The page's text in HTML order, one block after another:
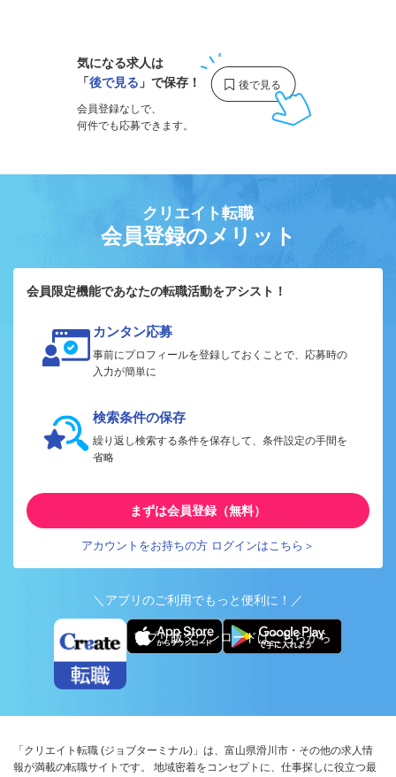
気になる求人は
「後で見る 」で保存！
会員登録なしで、
何件でも応募できます。
クリエイト転職
会員登録のメリット
会員限定機能であなたの転職活動をアシスト！
カンタン応募
事前にプロフィールを登録しておくことで、応募時の
入力が簡単に
検索条件の保存
繰り返し検索する条件を保存して、条件設定の手間を
省略
まずは会員登録（無料）
アカウントをお持ちの方 ログインはこちら＞
＼アプリのご利用でもっと便利に！／
アプリ版ダウンロードはこちらから
「クリエイト転職 (ジョブターミナル)」は、富山県滑川市・その他の求人情
報が満載の転職サイトです。 地域密着をコンセプトに、仕事探しに役立つ最